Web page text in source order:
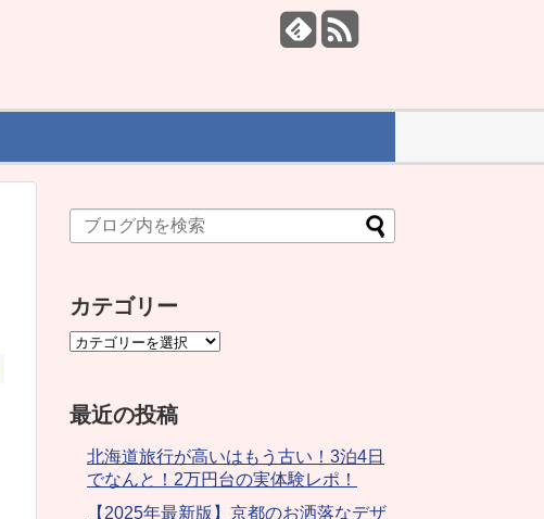
カテゴリー
最近の投稿
北海道旅行が高いはもう古い！3泊4日
でなんと！2万円台の実体験レポ！
【2025年最新版】京都のお洒落なデザ